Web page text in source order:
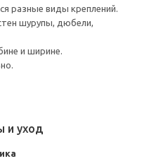
разные виды креплений.
шурупы, дюбели,
и ширине.
и уход